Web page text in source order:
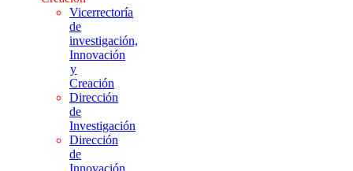
Vicerrectoría
de
investigación,
Innovación
y
Creación
Dirección
de
Investigación
Dirección
de
Innovación